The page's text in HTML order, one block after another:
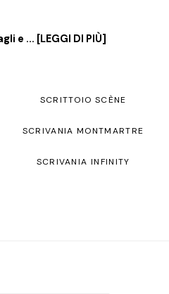
e ... [LEGGI DI PIÙ]
SCRITTOIO SCÈNE
SCRIVANIA MONTMARTRE
SCRIVANIA INFINITY